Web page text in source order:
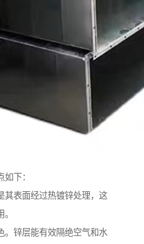
下：
其表面经过热镀锌处理，这
。锌层能有效隔绝空气和水